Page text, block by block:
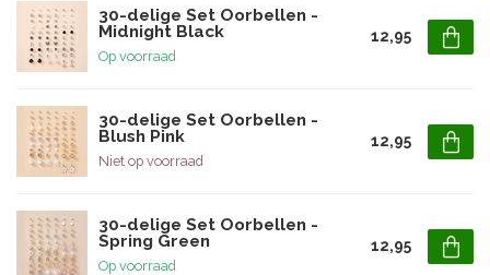
30-delige Set Oorbellen -
Midnight Black
Op voorraad
12,95
30-delige Set Oorbellen -
Blush Pink
Niet op voorraad
12,95
30-delige Set Oorbellen -
Spring Green
Op voorraad
12,95